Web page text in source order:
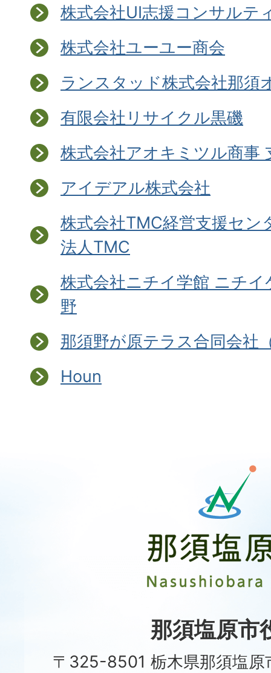
株式会社UI志援コンサルテ
株式会社ユーユー商会
ランスタッド株式会社那須
有限会社リサイクル黒磯
株式会社アオキミツル商事
アイデアル株式会社
株式会社TMC経営支援セン
法人TMC
株式会社ニチイ学館 ニチ
野
那須野が原テラス合同会社
Houn
原
市
City
那須塩原市
〒325-8501 栃木県那須塩原